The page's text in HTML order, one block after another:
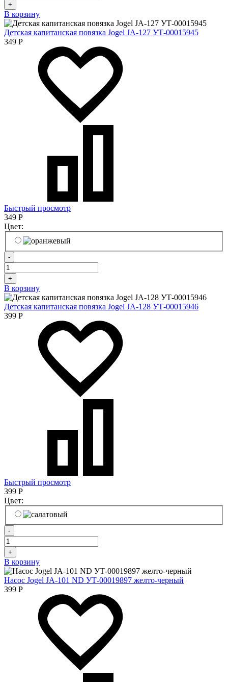
+
В корзину
Детская капитанская повязка Jogel JA-127 УТ-00015945
349 Р
Быстрый просмотр
349 Р
Цвет:
-
+
В корзину
Детская капитанская повязка Jogel JA-128 УТ-00015946
399 Р
Быстрый просмотр
399 Р
Цвет:
-
+
В корзину
Насос Jogel JA-101 ND УТ-00019897 желто-черный
399 Р